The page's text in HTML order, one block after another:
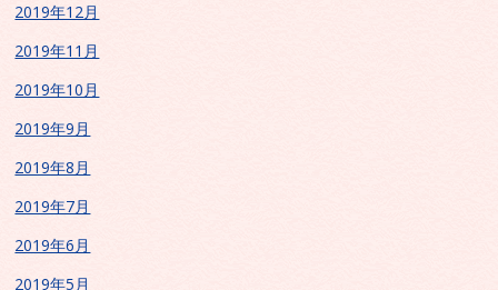
2019年12月
2019年11月
2019年10月
2019年9月
2019年8月
2019年7月
2019年6月
2019年5月